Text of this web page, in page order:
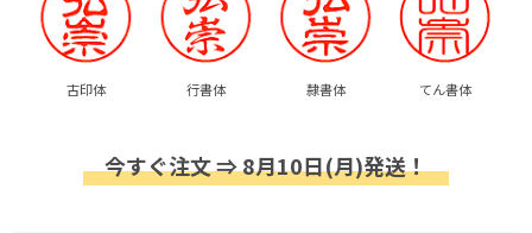
古印体 行書体 隷書体 てん書体
今すぐ注文 ⇒ 8月10日(月)発送！